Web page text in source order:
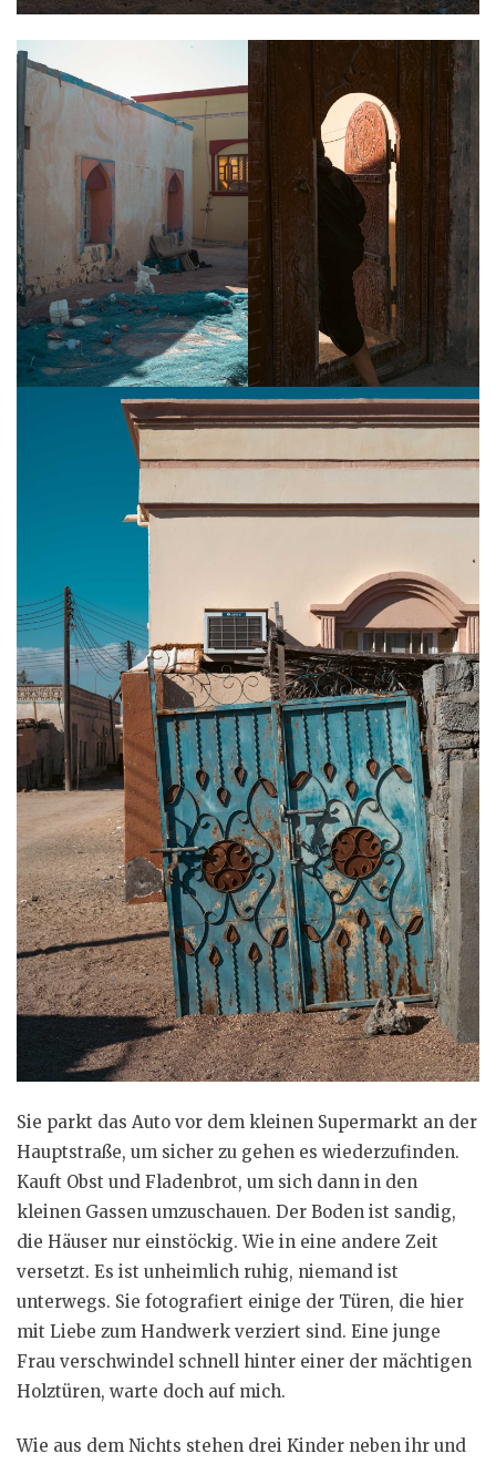
Sie parkt das Auto vor dem kleinen Supermarkt an der
Hauptstraße, um sicher zu gehen es wiederzufinden.
Kauft Obst und Fladenbrot, um sich dann in den
kleinen Gassen umzuschauen. Der Boden ist sandig,
die Häuser nur einstöckig. Wie in eine andere Zeit
versetzt. Es ist unheimlich ruhig, niemand ist
unterwegs. Sie fotografiert einige der Türen, die hier
mit Liebe zum Handwerk verziert sind. Eine junge
Frau verschwindel schnell hinter einer der mächtigen
Holztüren, warte doch auf mich.
Wie aus dem Nichts stehen drei Kinder neben ihr und